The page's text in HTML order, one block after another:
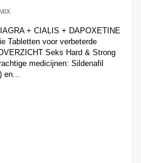
+ CIALIS + DAPOXETINE
Tabletten voor verbeterde
Seks Hard & Strong
medicijnen: Sildenafil
en...